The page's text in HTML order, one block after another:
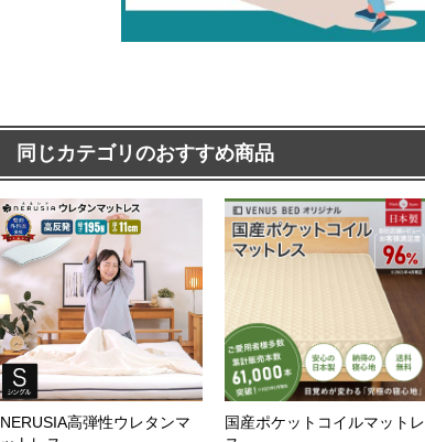
同じカテゴリのおすすめ商品
NERUSIA高弾性ウレタンマ
国産ポケットコイルマットレ